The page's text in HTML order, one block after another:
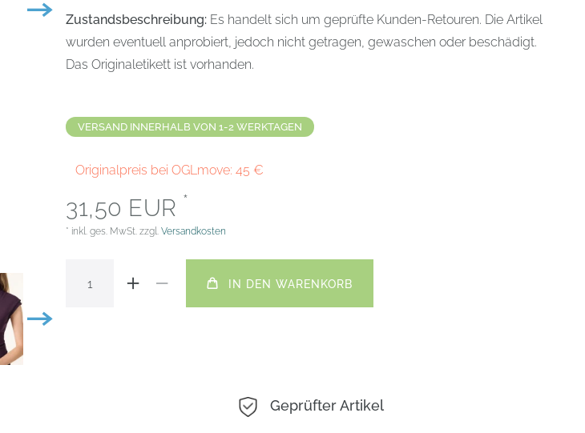
Zustandsbeschreibung: Es handelt sich um geprüfte Kunden-Retouren. Die Artikel
wurden eventuell anprobiert, jedoch nicht getragen, gewaschen oder beschädigt.
Das Originaletikett ist vorhanden.
VERSAND INNERHALB VON 1-2 WERKTAGEN
Originalpreis bei OGLmove: 45 €
31,50 EUR *
* inkl. ges. MwSt. zzgl. Versandkosten
IN DEN WARENKORB
Geprüfter Artikel